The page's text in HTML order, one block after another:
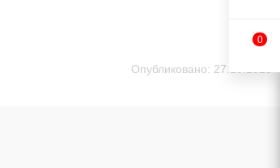
Опубликовано: 27.10.2025
0